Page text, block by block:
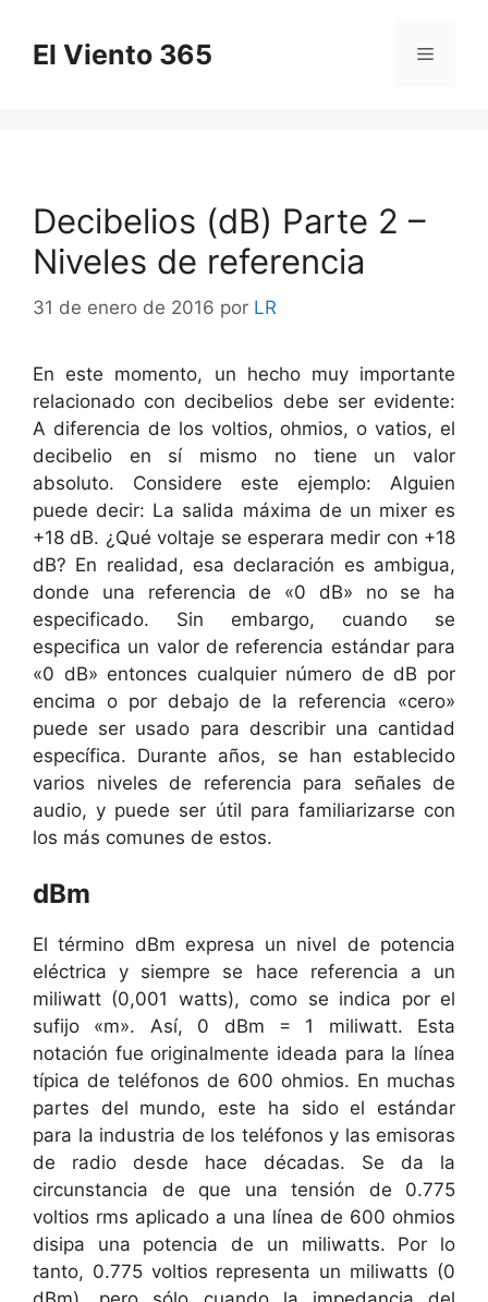
contenido
El Viento 365 Menú
Decibelios (dB) Parte 2 –
Niveles de referencia
31 de enero de 2016 por LR
En este momento, un hecho muy importante
relacionado con decibelios debe ser evidente:
A diferencia de los voltios, ohmios, o vatios, el
decibelio en sí mismo no tiene un valor
absoluto. Considere este ejemplo: Alguien
puede decir: La salida máxima de un mixer es
+18 dB. ¿Qué voltaje se esperara medir con +18
dB? En realidad, esa declaración es ambigua,
donde una referencia de «0 dB» no se ha
especificado. Sin embargo, cuando se
especifica un valor de referencia estándar para
«0 dB» entonces cualquier número de dB por
encima o por debajo de la referencia «cero»
puede ser usado para describir una cantidad
específica. Durante años, se han establecido
varios niveles de referencia para señales de
audio, y puede ser útil para familiarizarse con
los más comunes de estos.
dBm
El término dBm expresa un nivel de potencia
eléctrica y siempre se hace referencia a un
miliwatt (0,001 watts), como se indica por el
sufijo «m». Así, 0 dBm = 1 miliwatt. Esta
notación fue originalmente ideada para la línea
típica de teléfonos de 600 ohmios. En muchas
partes del mundo, este ha sido el estándar
para la industria de los teléfonos y las emisoras
de radio desde hace décadas. Se da la
circunstancia de que una tensión de 0.775
voltios rms aplicado a una línea de 600 ohmios
disipa una potencia de un miliwatts. Por lo
tanto, 0.775 voltios representa un miliwatts (0